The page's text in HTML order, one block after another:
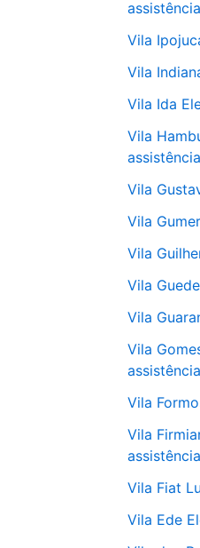
assistência
Vila
Vila
Vila Ida
Vila
assistência
Vila
Vila
Vila
Vila
Vila
Vila
assistência
Vila
Vila
assistência
Vila Fiat
Vila Ede